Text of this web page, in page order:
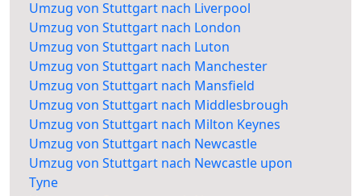
Umzug von Stuttgart nach Liverpool
Umzug von Stuttgart nach London
Umzug von Stuttgart nach Luton
Umzug von Stuttgart nach Manchester
Umzug von Stuttgart nach Mansfield
Umzug von Stuttgart nach Middlesbrough
Umzug von Stuttgart nach Milton Keynes
Umzug von Stuttgart nach Newcastle
Umzug von Stuttgart nach Newcastle upon
Tyne